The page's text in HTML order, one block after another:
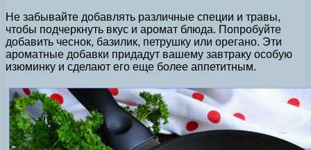
Не забывайте добавлять различные специи и травы,
чтобы подчеркнуть вкус и аромат блюда. Попробуйте
добавить чеснок, базилик, петрушку или орегано. Эти
ароматные добавки придадут вашему завтраку особую
изюминку и сделают его еще более аппетитным.